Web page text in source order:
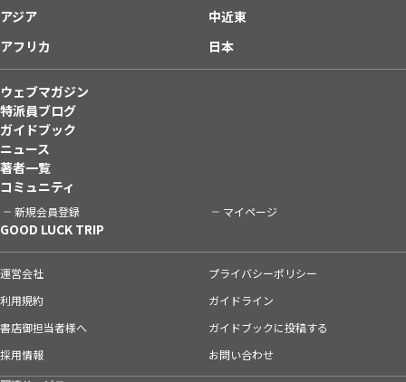
アジア
中近東
アフリカ
日本
ウェブマガジン
特派員ブログ
ガイドブック
ニュース
著者一覧
コミュニティ
新規会員登録 マイページ
GOOD LUCK TRIP
運営会社
プライバシーポリシー
利用規約
ガイドライン
書店御担当者様へ
ガイドブックに投稿する
採用情報
お問い合わせ